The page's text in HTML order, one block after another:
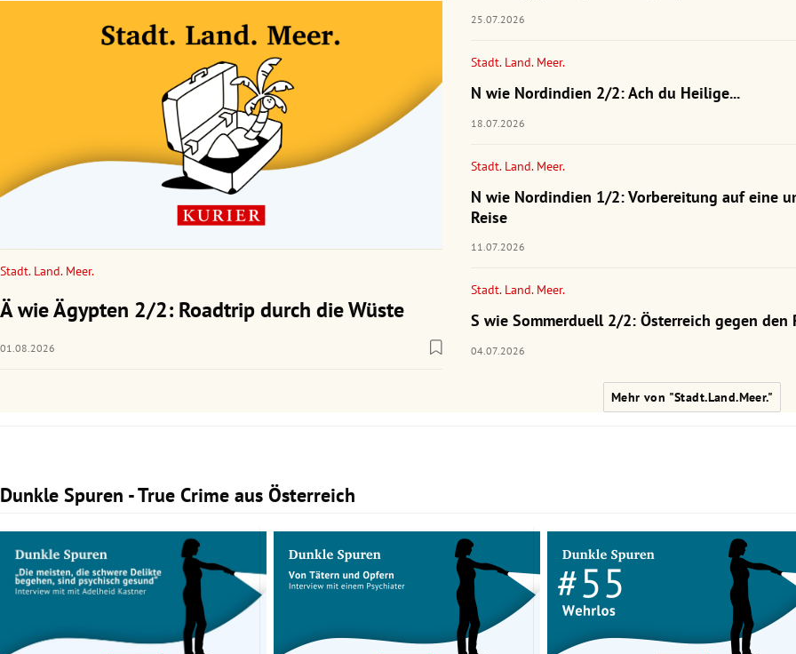
Stadt. Land. Meer.
Ä wie Ägypten 2/2: Roadtrip durch die Wüste
01.08.2026
25.07.2026
Stadt. Land. Meer.
N wie Nordindien 2/2: Ach du Heilige...
18.07.2026
Stadt. Land. Meer.
N wie Nordindien 1/2: Vorbereitung auf eine
Reise
11.07.2026
Stadt. Land. Meer.
S wie Sommerduell 2/2: Österreich gegen den
04.07.2026
Mehr von "Stadt.Land.Meer."
Dunkle Spuren - True Crime aus Österreich
Slide 1 von 3